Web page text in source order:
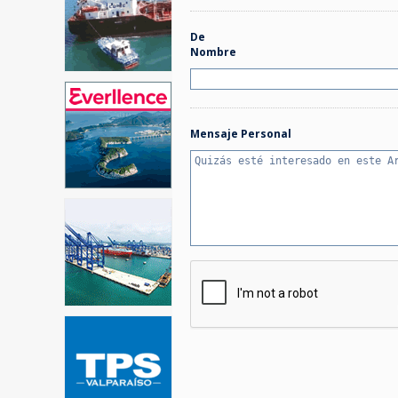
De
Nombre
Mensaje Personal